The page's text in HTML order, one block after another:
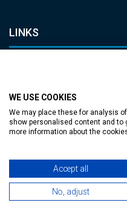
WE USE COOKIES
We may place these for analysis
show personalised content and to
more information about the
Accept all
No, adjust
LINKS
Juristische Erklärung
Allgemeine
E-mail:
heviz@tourinform.hu